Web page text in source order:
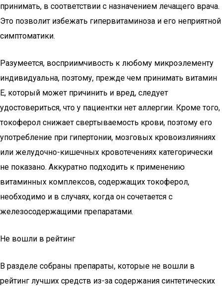
принимать, в соответствии с назначением лечащего врача.
Это позволит избежать гипервитаминоза и его неприятной
симптоматики.
Разумеется, восприимчивость к любому микроэлементу
индивидуальна, поэтому, прежде чем принимать витамин
Е, который может причинить и вред, следует
удостовериться, что у пациентки нет аллергии. Кроме того,
токоферол снижает свертываемость крови, поэтому его
употребление при гипертонии, мозговых кровоизлияниях
или желудочно-кишечных кровотечениях категорически
не показано. Аккуратно подходить к применению
витаминных комплексов, содержащих токоферол,
необходимо и в случаях, когда он сочетается с
железосодержащими препаратами.
Не вошли в рейтинг
В разделе собраны препараты, которые не вошли в
рейтинг лучших средств из-за содержания синтетических